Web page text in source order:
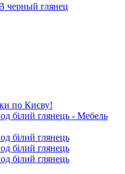
черный глянец
по Києву!